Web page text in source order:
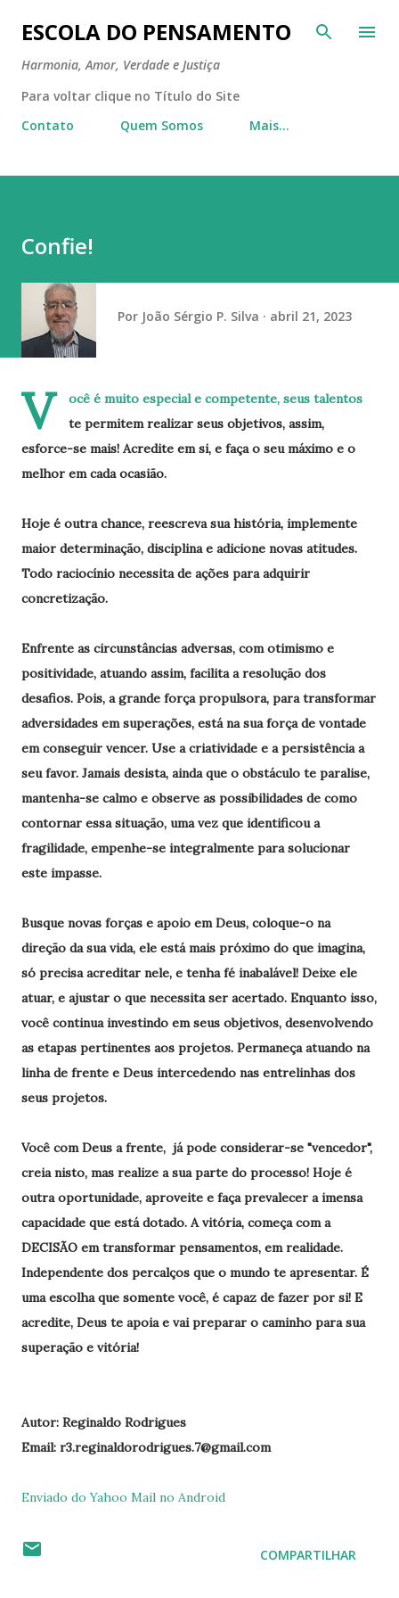
Pular para o conteúdo principal
ESCOLA DO PENSAMENTO
Harmonia, Amor, Verdade e Justiça
Para voltar clique no Título do Site
Contato
Quem Somos Mais…
Confie!
Por João Sérgio P. Silva abril 21, 2023
V
ocê é muito especial e competente, seus talentos
te permitem realizar seus objetivos, assim,
esforce-se mais! Acredite em si, e faça o seu máximo e o
melhor em cada ocasião.
Hoje é outra chance, reescreva sua história, implemente
maior determinação, disciplina e adicione novas atitudes.
Todo raciocínio necessita de ações para adquirir
concretização.
Enfrente as circunstâncias adversas, com otimismo e
positividade, atuando assim, facilita a resolução dos
desafios. Pois, a grande força propulsora, para transformar
adversidades em superações, está na sua força de vontade
em conseguir vencer. Use a criatividade e a persistência a
seu favor. Jamais desista, ainda que o obstáculo te paralise,
mantenha-se calmo e observe as possibilidades de como
contornar essa situação, uma vez que identificou a
fragilidade, empenhe-se integralmente para solucionar
este impasse.
Busque novas forças e apoio em Deus, coloque-o na
direção da sua vida, ele está mais próximo do que imagina,
só precisa acreditar nele, e tenha fé inabalável! Deixe ele
atuar, e ajustar o que necessita ser acertado. Enquanto isso,
você continua investindo em seus objetivos, desenvolvendo
as etapas pertinentes aos projetos. Permaneça atuando na
linha de frente e Deus intercedendo nas entrelinhas dos
seus projetos.
Você com Deus a frente, já pode considerar-se "vencedor",
creia nisto, mas realize a sua parte do processo! Hoje é
outra oportunidade, aproveite e faça prevalecer a imensa
capacidade que está dotado. A vitória, começa com a
DECISÃO em transformar pensamentos, em realidade.
Independente dos percalços que o mundo te apresentar. É
uma escolha que somente você, é capaz de fazer por si! E
acredite, Deus te apoia e vai preparar o caminho para sua
superação e vitória!
Autor: Reginaldo Rodrigues
Email: r3.reginaldorodrigues.7@gmail.com
Enviado do Yahoo Mail no Android
COMPARTILHAR